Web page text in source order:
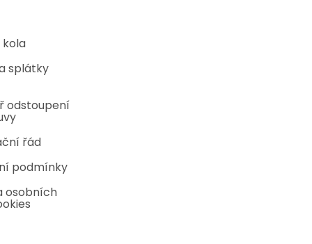
kola
splátky
odstoupení
řád
podmínky
osobních